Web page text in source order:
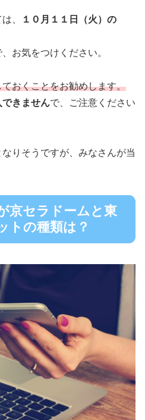
、
１０月１１日（火）の
お気をつけください。
おくことをお勧めします。
できませんで、ご注意ください
りそうですが、みなさんが当
京セラドームと東
トの種類は？